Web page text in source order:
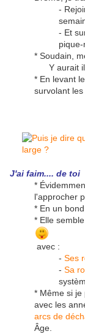
-
- Et
pique-
* Soudain,
Y aurait
* En levant
survolant les
J'ai faim.... de toi
*
l'approcher
* En un
* Elle
avec :
- Ses
- Sa
* Même si je
avec les
arcs de
Âge.